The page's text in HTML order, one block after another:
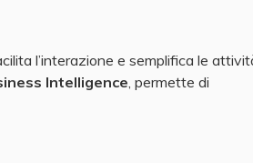
l’interazione e semplifica le
Intelligence, permette di